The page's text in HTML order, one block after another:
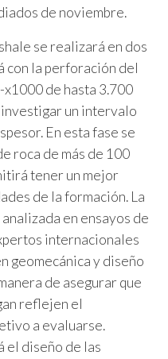
de noviembre.
se realizará en dos
con la perforación del
de hasta 3.700
un intervalo
En esta fase se
roca de más de 100
tener un mejor
de la formación. La
en ensayos de
internacionales
geomecánica y diseño
de asegurar que
reflejen el
a evaluarse.
el diseño de las